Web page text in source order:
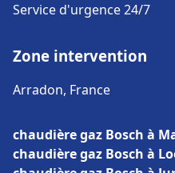
Service d'urgence 24/7
Zone intervention
Arradon, France
chaudière gaz Bosch à
chaudière gaz Bosch à